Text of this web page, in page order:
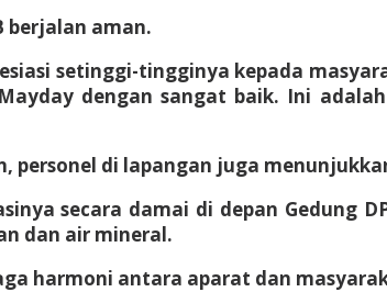
berjalan aman.
setinggi-tingginya kepada
dengan sangat baik. Ini
personel di lapangan juga
secara damai di depan Gedung
dan air mineral.
harmoni antara aparat dan